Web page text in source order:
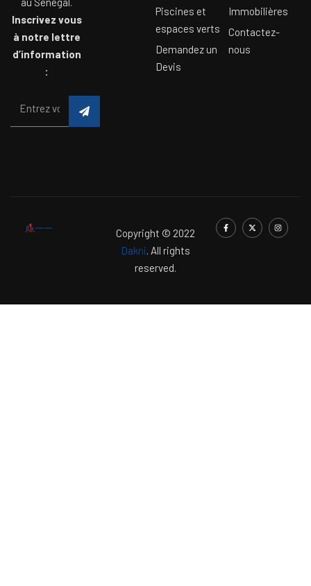
Inscrivez vous
à notre lettre
d’information
:
Piscines et
espaces verts
Demandez un
Devis
Immobilières
Contactez-
nous
Copyright © 2022
Dakni. All rights
reserved.